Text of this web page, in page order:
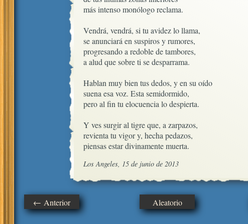
más intenso monólogo reclama.
Vendrá, vendrá, si tu avidez lo llama,
se anunciará en suspiros y rumores,
progresando a redoble de tambores,
a alud que sobre ti se desparrama.
Hablan muy bien tus dedos, y en su oído
suena esa voz. Esta semidormido,
pero al fin tu elocuencia lo despierta.
Y ves surgir al tigre que, a zarpazos,
revienta tu vigor y, hecha pedazos,
piensas estar divinamente muerta.
Los Angeles, 15 de junio de 2013
← Anterior Aleatorio